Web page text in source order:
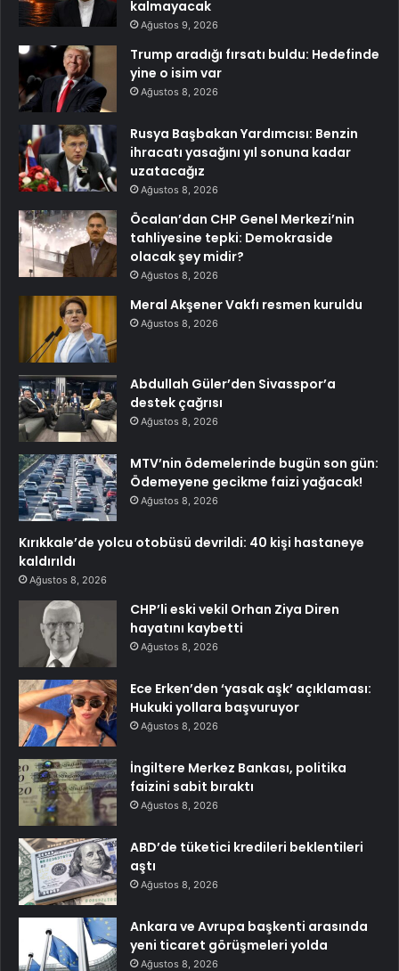
kalmayacak
Ağustos 9, 2026
Trump aradığı fırsatı buldu: Hedefinde
yine o isim var
Ağustos 8, 2026
Rusya Başbakan Yardımcısı: Benzin
ihracatı yasağını yıl sonuna kadar
uzatacağız
Ağustos 8, 2026
Öcalan’dan CHP Genel Merkezi’nin
tahliyesine tepki: Demokraside
olacak şey midir?
Ağustos 8, 2026
Meral Akşener Vakfı resmen kuruldu
Ağustos 8, 2026
Abdullah Güler’den Sivasspor’a
destek çağrısı
Ağustos 8, 2026
MTV’nin ödemelerinde bugün son gün:
Ödemeyene gecikme faizi yağacak!
Ağustos 8, 2026
Kırıkkale’de yolcu otobüsü devrildi: 40 kişi hastaneye
kaldırıldı
Ağustos 8, 2026
CHP’li eski vekil Orhan Ziya Diren
hayatını kaybetti
Ağustos 8, 2026
Ece Erken’den ‘yasak aşk’ açıklaması:
Hukuki yollara başvuruyor
Ağustos 8, 2026
İngiltere Merkez Bankası, politika
faizini sabit bıraktı
Ağustos 8, 2026
ABD’de tüketici kredileri beklentileri
aştı
Ağustos 8, 2026
Ankara ve Avrupa başkenti arasında
yeni ticaret görüşmeleri yolda
Ağustos 8, 2026